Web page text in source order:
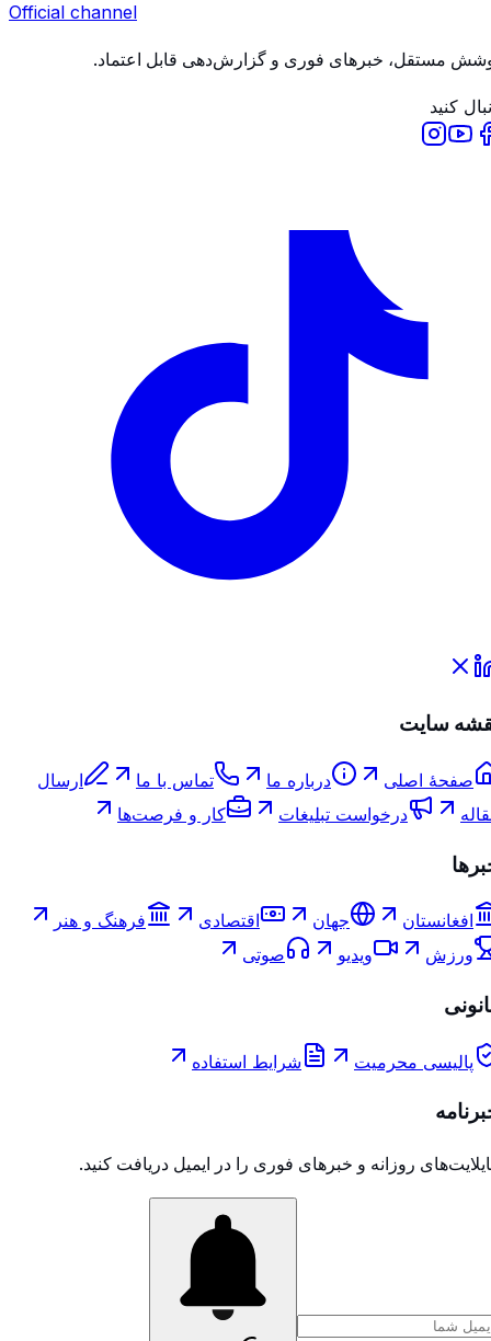
Official channel
مستقل، خبرهای فوری و گزارش‌دهی قابل اعتماد.
کنید
سایت
صفحۀ اصلی درباره ما تماس با ما
ارسال
درخواست تبلیغات کار و فرصت‌ها
افغانستان جهان اقتصادی
فرهنگ و هنر
ورزش
ویدیو صوتی
پالیسی محرمیت شرایط استفاده
روزانه و خبرهای فوری را در ایمیل دریافت کنید.